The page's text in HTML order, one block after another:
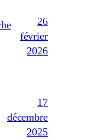
26
février
2026
17
décembre
2025